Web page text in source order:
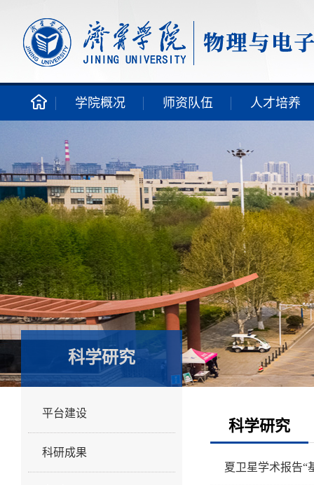
学院概况 师资队伍 人才培养
科学研究
平台建设
科研成果
科学研究
夏卫星学术报告“